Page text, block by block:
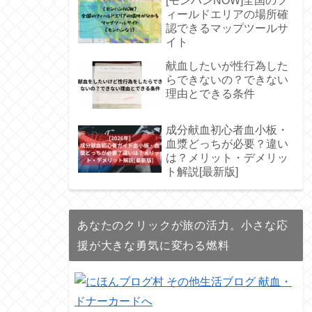
ィールドエリアの場所確
認できるマップツールサ
イト
献血したいが性行為した
らできないの？できない
理由とできる条件
成分献血初心者血小板・
血漿どっちが必要？違い
は？メリット・デメリッ
ト解説[最新版]
あなたのクリックが旅の活力。小さな応
援が大きな勇気に変わる燃料